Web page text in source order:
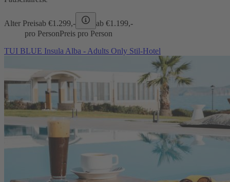
Alter Preisab €1.299,- ab €1.199,-
pro PersonPreis pro Person
TUI BLUE Insula Alba - Adults Only Stil-Hotel